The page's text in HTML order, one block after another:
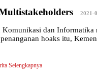
| 2021-
dan Informatika
hoaks itu,
Selengkapnya